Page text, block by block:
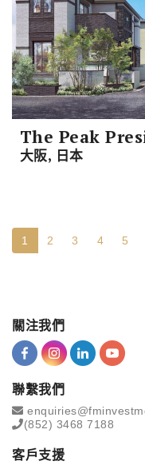
The Peak
大阪, 日本
1 2 3 4 5
關注我們
聯繫我們
(852) 3468 7188
客戶支援